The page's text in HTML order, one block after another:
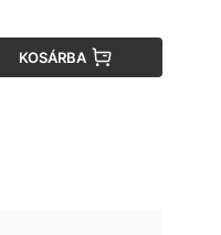
KOSÁRBA